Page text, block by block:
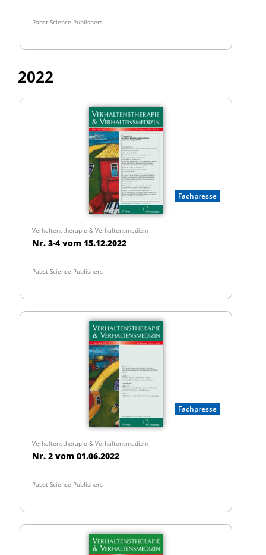
Pabst Science Publishers
2022
Fachpresse
Verhaltenstherapie & Verhaltensmedizin
Nr. 3-4 vom 15.12.2022
Pabst Science Publishers
Fachpresse
Verhaltenstherapie & Verhaltensmedizin
Nr. 2 vom 01.06.2022
Pabst Science Publishers